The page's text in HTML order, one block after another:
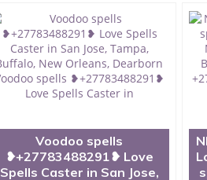
外DHL）。 三、真实网上可查的证明
国人员证明（使馆认证），使馆网站
用。 四、办理流程农业科学院、艺术
程学院、健康与人类发展学院、信息
院排名在全美前十名，工学院排名在
学位。学校的专业课程包括：会计学
生物学、统计学、美术、电子工程、
计、工商管理、材料科学、机械工程
剧、市场营销、机械工程、计算机科
定客户办理信息，给出操作方案； 2
4、预约递交时间，公司人员陪同客
给客户 6、客户确认收到结果，付余
Voodoo spells
❥+27783488291❥ Love
Spells Caster in San Jose,